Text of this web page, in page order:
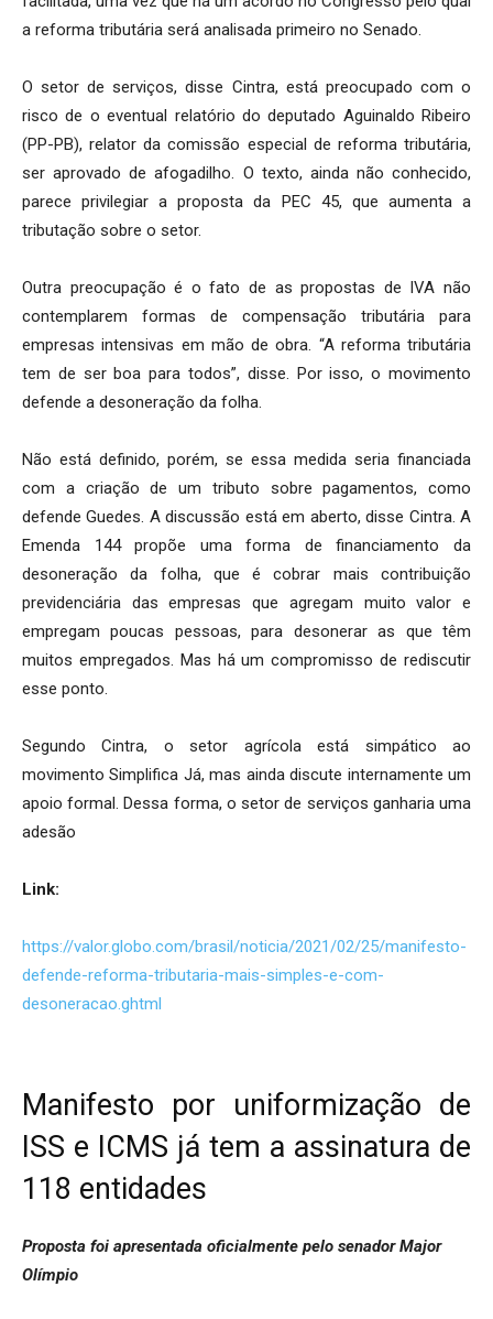
a reforma tributária será analisada primeiro no Senado.
O setor de serviços, disse Cintra, está preocupado com o
risco de o eventual relatório do deputado Aguinaldo Ribeiro
(PP-PB), relator da comissão especial de reforma tributária,
ser aprovado de afogadilho. O texto, ainda não conhecido,
parece privilegiar a proposta da PEC 45, que aumenta a
tributação sobre o setor.
Outra preocupação é o fato de as propostas de IVA não
contemplarem formas de compensação tributária para
empresas intensivas em mão de obra. “A reforma tributária
tem de ser boa para todos”, disse. Por isso, o movimento
defende a desoneração da folha.
Não está definido, porém, se essa medida seria financiada
com a criação de um tributo sobre pagamentos, como
defende Guedes. A discussão está em aberto, disse Cintra. A
Emenda 144 propõe uma forma de financiamento da
desoneração da folha, que é cobrar mais contribuição
previdenciária das empresas que agregam muito valor e
empregam poucas pessoas, para desonerar as que têm
muitos empregados. Mas há um compromisso de rediscutir
esse ponto.
Segundo Cintra, o setor agrícola está simpático ao
movimento Simplifica Já, mas ainda discute internamente um
apoio formal. Dessa forma, o setor de serviços ganharia uma
adesão
Link:
https://valor.globo.com/brasil/noticia/2021/02/25/manifesto-
defende-reforma-tributaria-mais-simples-e-com-
desoneracao.ghtml
Manifesto por uniformização de
ISS e ICMS já tem a assinatura de
118 entidades
Proposta foi apresentada oficialmente pelo senador Major
Olímpio